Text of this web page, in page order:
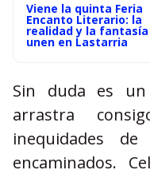
Viene la quinta Feria
Encanto Literario: la
realidad y la fantasía
unen en Lastarria
Sin duda es
arrastra
inequidades
encaminados.